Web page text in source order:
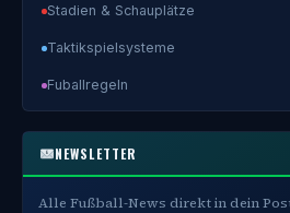
Stadien & Schauplätze
Taktikspielsysteme
Fuballregeln
NEWSLETTER
Alle Fußball-News direkt in dein